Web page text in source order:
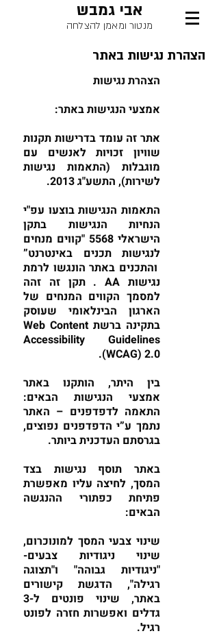
אבי גמבש
מנטור ומאמן להצלחה
הצהרת נגישות באתר
הצהרת נגישות
אמצעי הנגישות באתר:
אתר זה עומד בדרישות תקנות
שוויון זכויות לאנשים עם
מוגבלות (התאמות נגישות
לשירות), התשע"ג 2013.
התאמות הנגישות בוצעו עפ"י
הנחיות הנגישות בתקן
הישראלי 5568 "קווים מנחים
לנגישות תכנים באינטרנט”
והתכנים באתר הונגשו לרמת
נגישות AA . תקן זה זהה
למסמך הקווים המנחים של
הארגון הבינלאומי שעוסק
בתקינה ברשת Web Content
Accessibility Guidelines
(WCAG) 2.0.
בין היתר, הותקנו באתר
אמצעי הנגישות הבאים:
התאמה לדפדפנים – האתר
נתמך ע”י הדפדפנים נפוצים,
בגרסתם העדכנית ביותר.
באתר תוסף נגישות בצד
המסך, לחיצה עליו מאפשרת
פתיחת כפתורי ההנגשה
הבאים:
שינוי צבעי המסך למונוכרום,
שינוי ניגודיות צבעים-
"ניגודיות גבוהה" ו"תצוגה
רגילה", הדגשת קישורים
באתר, שינוי פונטים ל-3
גדלים ואפשרות חזרה לפונט
רגיל.